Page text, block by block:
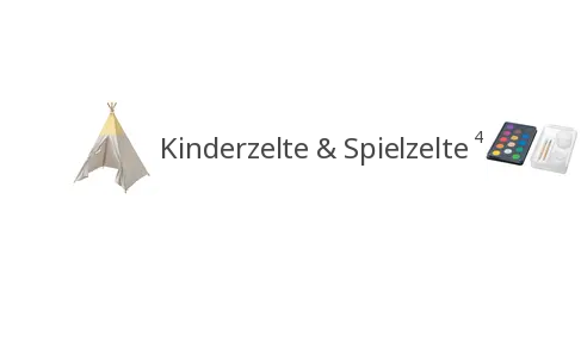
Kinderzelte & Spielzelte 4